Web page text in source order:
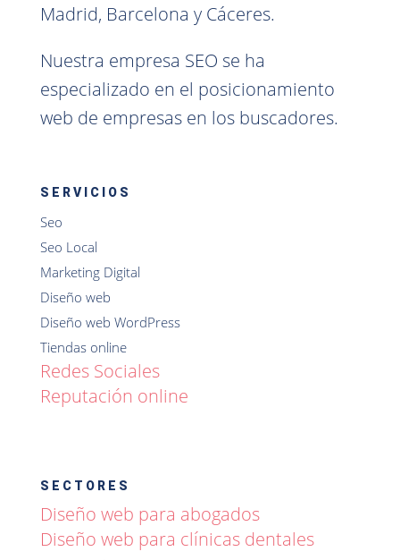
Madrid, Barcelona y Cáceres.
Nuestra empresa SEO se ha
especializado en el posicionamiento
web de empresas en los buscadores.
SERVICIOS
Seo
Seo Local
Marketing Digital
Diseño web
Diseño web WordPress
Tiendas online
Redes Sociales
Reputación online
SECTORES
Diseño web para abogados
Diseño web para clínicas dentales